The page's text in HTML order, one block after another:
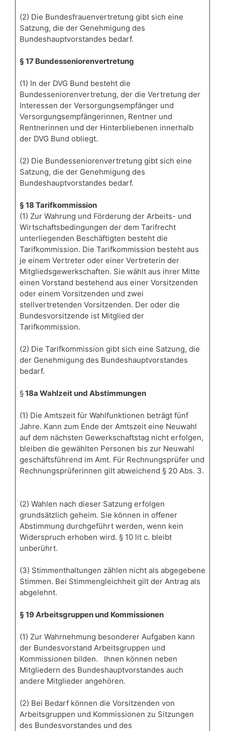
(2) Die Bundesfrauenvertretung gibt sich eine
Satzung, die der Genehmigung des
Bundeshauptvorstandes bedarf.
§ 17 Bundesseniorenvertretung
(1) In der DVG Bund besteht die
Bundesseniorenvertretung, der die Vertretung der
Interessen der Versorgungsempfänger und
Versorgungsempfängerinnen, Rentner und
Rentnerinnen und der Hinterbliebenen innerhalb
der DVG Bund obliegt.
(2) Die Bundesseniorenvertretung gibt sich eine
Satzung, die der Genehmigung des
Bundeshauptvorstandes bedarf.
§ 18 Tarifkommission
(1) Zur Wahrung und Förderung der Arbeits- und
Wirtschaftsbedingungen der dem Tarifrecht
unterliegenden Beschäftigten besteht die
Tarifkommission. Die Tarifkommission besteht aus
je einem Vertreter oder einer Vertreterin der
Mitgliedsgewerkschaften. Sie wählt aus ihrer Mitte
einen Vorstand bestehend aus einer Vorsitzenden
oder einem Vorsitzenden und zwei
stellvertretenden Vorsitzenden. Der oder die
Bundesvorsitzende ist Mitglied der
Tarifkommission.
(2) Die Tarifkommission gibt sich eine Satzung, die
der Genehmigung des Bundeshauptvorstandes
bedarf.
§18a Wahlzeit und Abstimmungen
(1) Die Amtszeit für Wahlfunktionen beträgt fünf
Jahre. Kann zum Ende der Amtszeit eine Neuwahl
auf dem nächsten Gewerkschaftstag nicht erfolgen,
bleiben die gewählten Personen bis zur Neuwahl
geschäftsführend im Amt. Für Rechnungsprüfer und
Rechnungsprüferinnen gilt abweichend § 20 Abs. 3.
(2) Wahlen nach dieser Satzung erfolgen
grundsätzlich geheim. Sie können in offener
Abstimmung durchgeführt werden, wenn kein
Widerspruch erhoben wird. § 10 lit c. bleibt
unberührt.
(3) Stimmenthaltungen zählen nicht als abgegebene
Stimmen. Bei Stimmengleichheit gilt der Antrag als
abgelehnt.
§ 19 Arbeitsgruppen und Kommissionen
(1) Zur Wahrnehmung besonderer Aufgaben kann
der Bundesvorstand Arbeitsgruppen und
Kommissionen bilden. Ihnen können neben
Mitgliedern des Bundeshauptvorstandes auch
andere Mitglieder angehören.
(2) Bei Bedarf können die Vorsitzenden von
Arbeitsgruppen und Kommissionen zu Sitzungen
des Bundesvorstandes und des